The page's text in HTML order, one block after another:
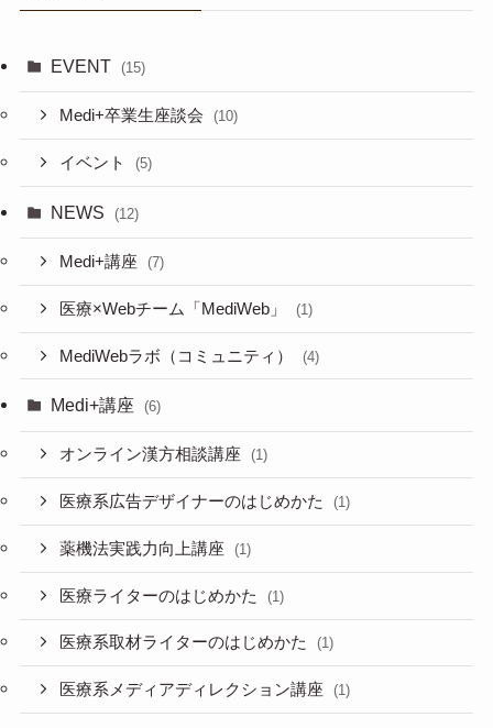
EVENT (15)
Medi+卒業生座談会 (10)
イベント (5)
NEWS (12)
Medi+講座 (7)
医療×Webチーム「MediWeb」 (1)
MediWebラボ（コミュニティ） (4)
Medi+講座 (6)
オンライン漢方相談講座 (1)
医療系広告デザイナーのはじめかた (1)
薬機法実践力向上講座 (1)
医療ライターのはじめかた (1)
医療系取材ライターのはじめかた (1)
医療系メディアディレクション講座 (1)